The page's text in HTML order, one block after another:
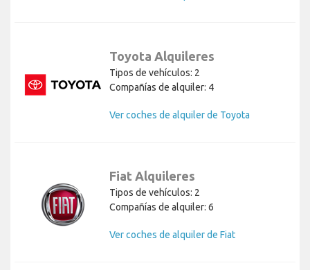
Toyota Alquileres
Tipos de vehículos: 2
Compañías de alquiler: 4
Ver coches de alquiler de Toyota
Fiat Alquileres
Tipos de vehículos: 2
Compañías de alquiler: 6
Ver coches de alquiler de Fiat